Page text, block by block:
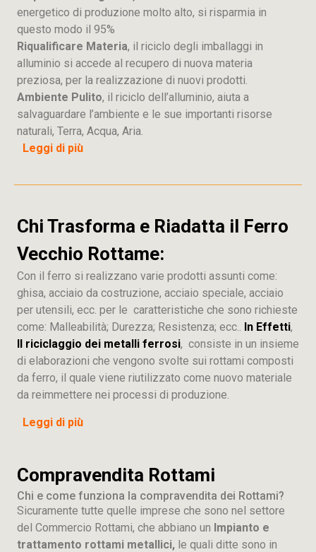
energetico di produzione molto alto, si risparmia in
questo modo il 95%
Riqualificare Materia, il riciclo degli imballaggi in
alluminio si accede al recupero di nuova materia
preziosa, per la realizzazione di nuovi prodotti.
Ambiente Pulito, il riciclo dell’alluminio, aiuta a
salvaguardare l’ambiente e le sue importanti risorse
naturali, Terra, Acqua, Aria.
Leggi di più
Chi Trasforma e Riadatta il Ferro
Vecchio Rottame:
Con il ferro si realizzano varie prodotti assunti come:
ghisa, acciaio da costruzione, acciaio speciale, acciaio
per utensili, ecc. per le caratteristiche che sono richieste
come: Malleabilità; Durezza; Resistenza; ecc.. In Effetti,
Il riciclaggio dei metalli ferrosi, consiste in un insieme
di elaborazioni che vengono svolte sui rottami composti
da ferro, il quale viene riutilizzato come nuovo materiale
da reimmettere nei processi di produzione.
Leggi di più
Compravendita Rottami
Chi e come funziona la compravendita dei Rottami?
Sicuramente tutte quelle imprese che sono nel settore
del Commercio Rottami, che abbiano un Impianto e
trattamento rottami metallici, le quali ditte sono in